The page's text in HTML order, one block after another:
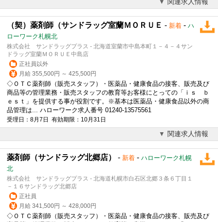
（契）薬剤師（サンドラッグ室蘭ＭＯＲＵＥ - 新着 - ハ
ローワーク札幌北
株式会社 サンドラッグプラス - 北海道室蘭市中島本町１－４－４サン
ドラッグ室蘭ＭＯＲＵＥ中島店
正社員以外
月給 355,500円 ～ 425,500円
◇ＯＴＣ薬剤師（販売スタッフ）・医薬品・健康食品の接客、販売及び
商品等の管理業務・販売スタッフの教育等お客様にとっての「ｉｓ ｂ
ｅｓｔ」を提供する事が役割です。※基本は医薬品・健康食品以外の商
品管理は... ハローワーク求人番号 01240-13575561
受理日：8月7日 有効期限：10月31日
関連求人情報
薬剤師（サンドラッグ北郷店） - 新着 - ハローワーク札幌
北
株式会社 サンドラッグプラス - 北海道札幌市白石区北郷３条６丁目１
－１６サンドラッグ北郷店
正社員
月給 341,500円 ～ 428,000円
◇ＯＴＣ薬剤師（販売スタッフ）・医薬品・健康食品の接客、販売及び